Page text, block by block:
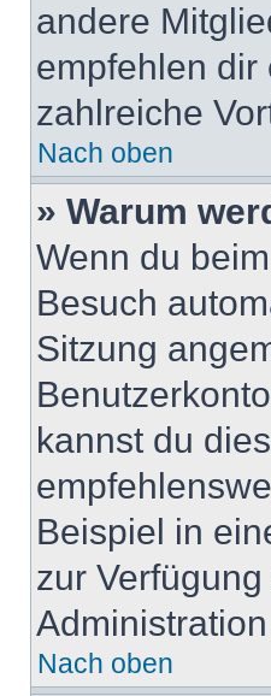
andere
empfehlen dir
zahlreiche
Nach oben
» Warum
Wenn du
Besuch
Sitzung
kannst du
Beispiel in
zur
Nach oben